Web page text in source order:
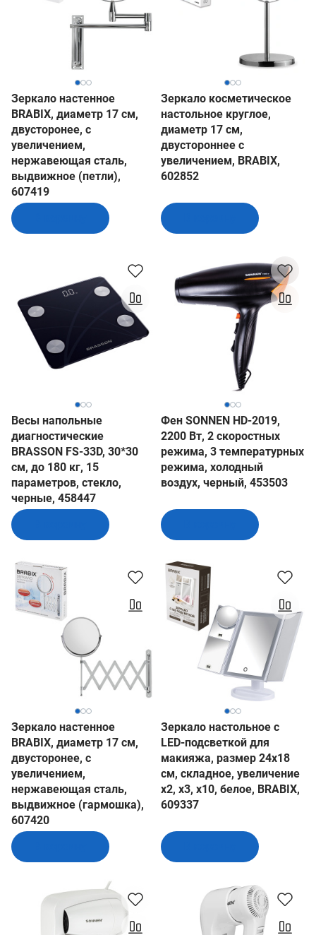
Зеркало настенное
BRABIX, диаметр 17 см,
двусторонее, с
увеличением,
нержавеющая сталь,
выдвижное (петли),
607419
Зеркало косметическое
настольное круглое,
диаметр 17 см,
двустороннее с
увеличением, BRABIX,
602852
Весы напольные
диагностические
BRASSON FS-33D, 30*30
см, до 180 кг, 15
параметров, стекло,
черные, 458447
Фен SONNEN HD-2019,
2200 Вт, 2 скоростных
режима, 3 температурных
режима, холодный
воздух, черный, 453503
Зеркало настенное
BRABIX, диаметр 17 см,
двусторонее, с
увеличением,
нержавеющая сталь,
выдвижное (гармошка),
607420
Зеркало настольное с
LED-подсветкой для
макияжа, размер 24х18
см, складное, увеличение
х2, х3, х10, белое, BRABIX,
609337